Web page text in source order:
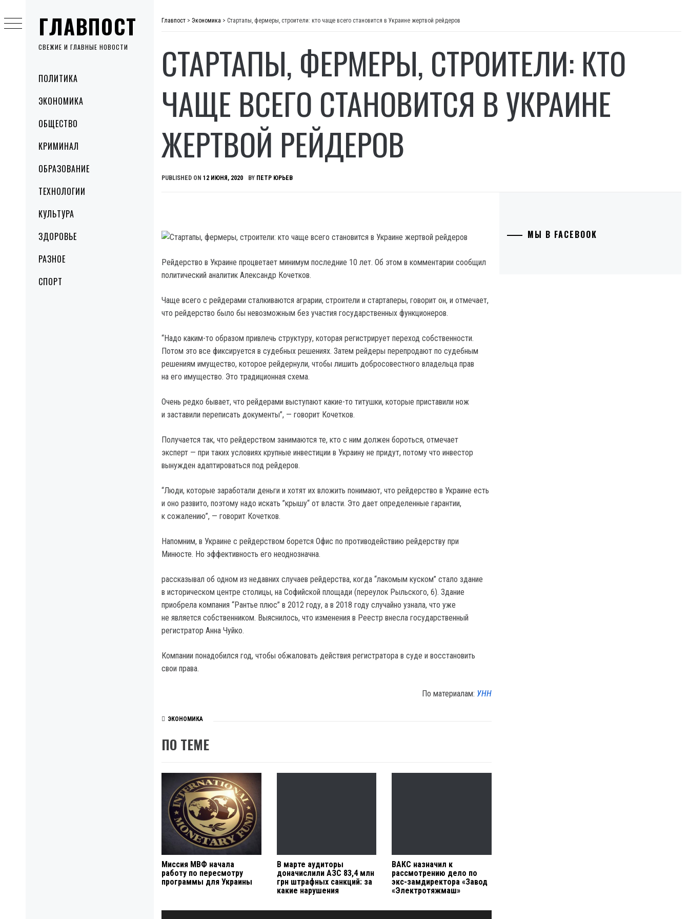
ГЛАВПОСТ
СВЕЖИЕ И ГЛАВНЫЕ НОВОСТИ
MenuПОЛИТИКА
ЭКОНОМИКА
ОБЩЕСТВО
КРИМИНАЛ
ОБРАЗОВАНИЕ
ТЕХНОЛОГИИ
КУЛЬТУРА
ЗДОРОВЬЕ
РАЗНОЕ
СПОРТ
to
content
Главпост > Экономика > Стартапы, фермеры, строители: кто чаще всего становится в Украине жертвой рейдеров
СТАРТАПЫ, ФЕРМЕРЫ, СТРОИТЕЛИ: КТО
ЧАЩЕ ВСЕГО СТАНОВИТСЯ В УКРАИНЕ
ЖЕРТВОЙ РЕЙДЕРОВ
PUBLISHED ON 12 ИЮНЯ, 2020 BY ПЕТР ЮРЬЕВ
Рейдерство в Украине процветает минимум последние 10 лет. Об этом в комментарии сообщил
политический аналитик Александр Кочетков.
Чаще всего с рейдерами сталкиваются аграрии, строители и стартаперы, говорит он, и отмечает,
что рейдерство было бы невозможным без участия государственных функционеров.
“Надо каким-то образом привлечь структуру, которая регистрирует переход собственности.
Потом это все фиксируется в судебных решениях. Затем рейдеры перепродают по судебным
решениям имущество, которое рейдернули, чтобы лишить добросовестного владельца прав
на его имущество. Это традиционная схема.
Очень редко бывает, что рейдерами выступают какие-то титушки, которые приставили нож
и заставили переписать документы”, — говорит Кочетков.
Получается так, что рейдерством занимаются те, кто с ним должен бороться, отмечает
эксперт — при таких условиях крупные инвестиции в Украину не придут, потому что инвестор
вынужден адаптироваться под рейдеров.
“Люди, которые заработали деньги и хотят их вложить понимают, что рейдерство в Украине есть
и оно развито, поэтому надо искать ”крышу“ от власти. Это дает определенные гарантии,
к сожалению”, — говорит Кочетков.
Напомним, в Украине с рейдерством борется Офис по противодействию рейдерству при
Минюсте. Но эффективность его неоднозначна.
рассказывал об одном из недавних случаев рейдерства, когда “лакомым куском” стало здание
в историческом центре столицы, на Софийской площади (переулок Рыльского, 6). Здание
приобрела компания “Рантье плюс” в 2012 году, а в 2018 году случайно узнала, что уже
не является собственником. Выяснилось, что изменения в Реестр внесла государственный
регистратор Анна Чуйко.
Компании понадобился год, чтобы обжаловать действия регистратора в суде и восстановить
свои права.
По материалам: УНН
ЭКОНОМИКА
ПО ТЕМЕ
Миссия МВФ начала
работу по пересмотру
программы для Украины
В марте аудиторы
доначислили АЗС 83,4 млн
грн штрафных санкций: за
какие нарушения
ВАКС назначил к
рассмотрению дело по
экс-замдиректора «Завод
«Электротяжмаш»
МЫ В FACEBOOK